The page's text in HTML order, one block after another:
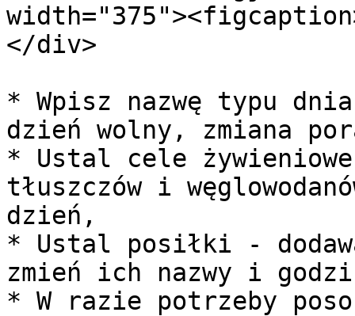
</div>
* Wpisz nazwę typu
dzień wolny, zmiana
* Ustal cele
tłuszczów i
dzień,
* Ustal posiłki -
zmień ich nazwy i
* W razie potrzeby